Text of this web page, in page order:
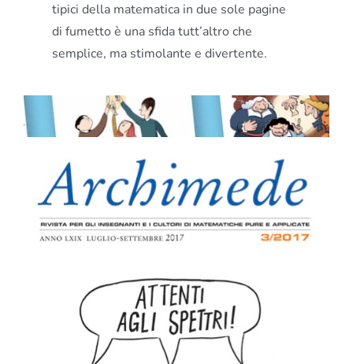
tipici della matematica in due sole pagine
di fumetto è una sfida tutt’altro che
semplice, ma stimolante e divertente.